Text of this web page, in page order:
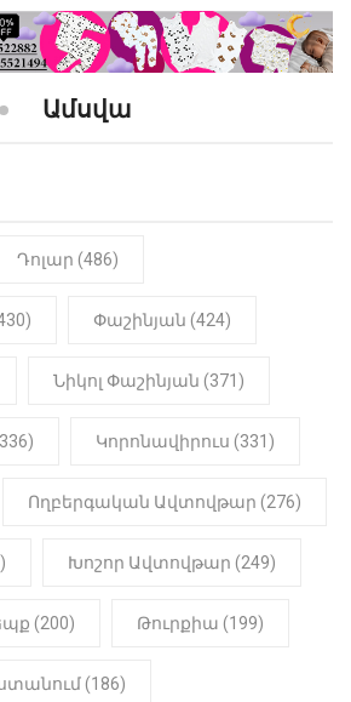
10:52
տալու փոխարեն
այս երկու
Իշխան
Փաշինյան
22:01
համար
Ամսվա
Դոլար (486)
Փաշինյան (424)
Նիկոլ Փաշինյան (371)
Կորոնավիրուս (331)
Ողբերգական Ավտովթար (276)
Խոշոր Ավտովթար (249)
(200) Թուրքիա (199)
(186)